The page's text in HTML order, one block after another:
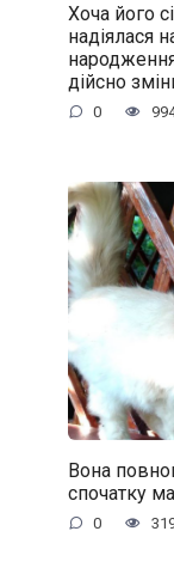
Хоча його
надіялася
дійсно
0
Вона
спочатку
0